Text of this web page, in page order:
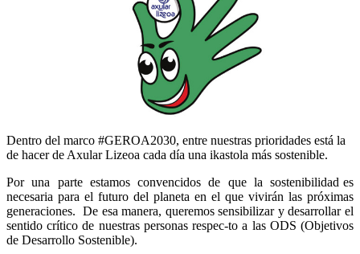
Dentro del marco #GEROA2030, entre nuestras prioridades está la
de hacer de Axular Lizeoa cada día una ikastola más sostenible.
Por una parte estamos convencidos de que la sostenibilidad es
necesaria para el futuro del planeta en el que vivirán las próximas
generaciones. De esa manera, queremos sensibilizar y desarrollar el
sentido crítico de nuestras personas respec-to a las ODS (Objetivos
de Desarrollo Sostenible).